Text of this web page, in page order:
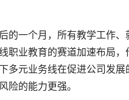
的一个月，所有教学工作
职业教育的赛道加速布局
多元业务线在促进公司发
险的能力更强。